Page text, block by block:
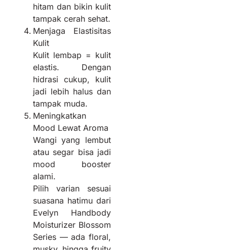
hitam dan bikin kulit
tampak cerah sehat.
Menjaga Elastisitas
Kulit
Kulit lembap = kulit
elastis. Dengan
hidrasi cukup, kulit
jadi lebih halus dan
tampak muda.
Meningkatkan
Mood Lewat Aroma
Wangi yang lembut
atau segar bisa jadi
mood booster
alami.
Pilih varian sesuai
suasana hatimu dari
Evelyn Handbody
Moisturizer Blossom
Series — ada floral,